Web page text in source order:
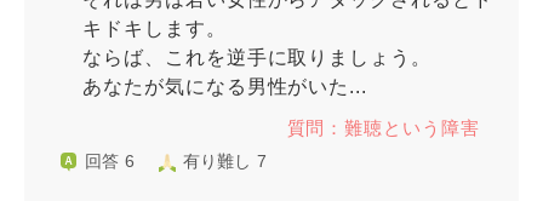
キドキします。
ならば、これを逆手に取りましょう。
あなたが気になる男性がいた...
質問：難聴という障害
回答 6 有り難し 7